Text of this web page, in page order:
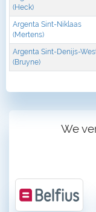
(Heck)
Argenta Sint-Niklaas
(Mertens)
Argenta Sint-Denijs-
(Bruyne)
We